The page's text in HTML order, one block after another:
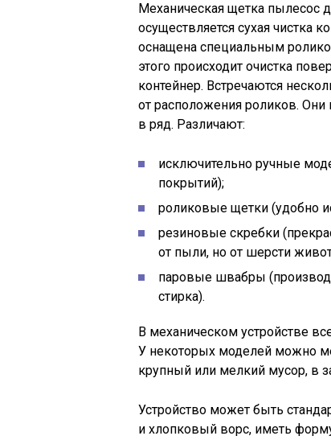
Механическая щетка пылесос
осуществляется сухая чистка
оснащена специальным
этого происходит очистка
контейнер. Встречаются
от расположения роликов. Они
в ряд. Различают:
исключительно ручные
покрытий);
роликовые щетки (удобно
резиновые скребки
от пыли, но от шерсти
паровые швабры
стирка).
В механическом устройстве
У некоторых моделей можно
крупный или мелкий мусор, в
Устройство может быть
и хлопковый ворс, иметь